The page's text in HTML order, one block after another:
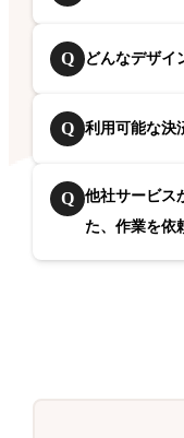
Q どんなデザイ
Q 利用可能な決
Q
他社サービス
た、作業を依